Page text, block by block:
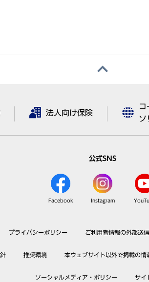
法人向け保険
コ
ソ
公式SNS
Facebook Instagram
プライバシーポリシー ご利用者情報の外部送
推奨環境 本ウェブサイト以外で掲載の情
ソーシャルメディア・ポリシー サイ